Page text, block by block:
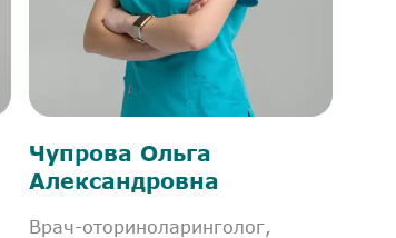
Чупрова Ольга
Александровна
Врач-оториноларинголог,